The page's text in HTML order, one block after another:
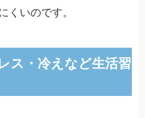
くいのです。
ス・冷えなど生活習